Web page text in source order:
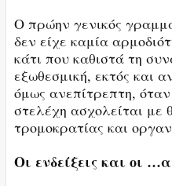
Ο πρώην γενικός
δεν είχε καμία
κάτι που καθιστά τη
εξωθεσμική, εκτός και
όμως ανεπίτρεπτη,
στελέχη ασχολείται με
τρομοκρατίας και
Οι ενδείξεις και οι